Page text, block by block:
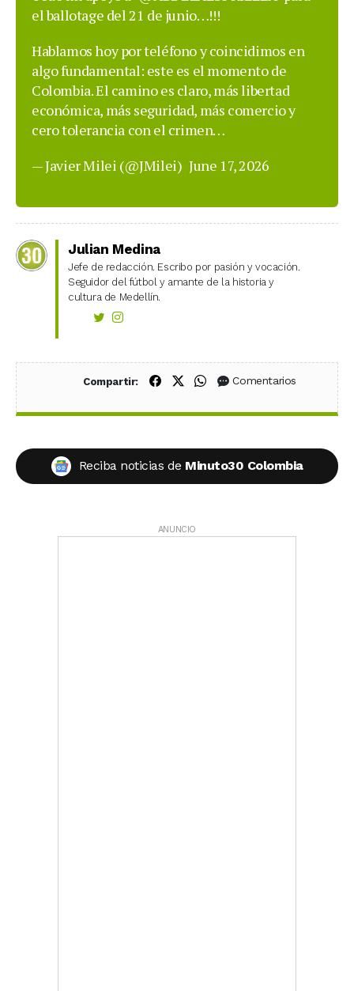
el ballotage del 21 de junio…!!!
Hablamos hoy por teléfono y coincidimos en
algo fundamental: este es el momento de
Colombia. El camino es claro, más libertad
económica, más seguridad, más comercio y
cero tolerancia con el crimen…
— Javier Milei (@JMilei) June 17, 2026
Julian Medina
Jefe de redacción. Escribo por pasión y vocación.
Seguidor del fútbol y amante de la historia y
cultura de Medellín.
Compartir: Compartir en Facebook
Compartir en X (Twitter)
Compartir en WhatsApp
Comentarios
Reciba noticias de Minuto30 Colombia
ANUNCIO